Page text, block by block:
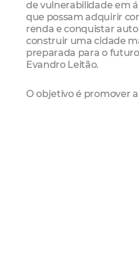
de vulnerabilidade em
que possam adquirir
renda e conquistar
construir uma cidade
preparada para o
Evandro Leitão.
O objetivo é promover